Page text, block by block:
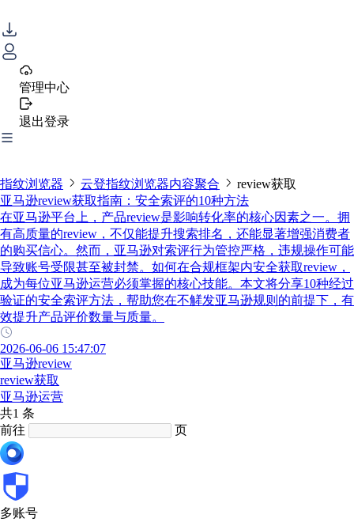
管理中心
退出登录
指纹浏览器 云登指纹浏览器内容聚合
review获取
亚马逊review获取指南：安全索评的10种方法
在亚马逊平台上，产品review是影响转化率的核心因素之一。拥
有高质量的review，不仅能提升搜索排名，还能显著增强消费者
的购买信心。然而，亚马逊对索评行为管控严格，违规操作可能
导致账号受限甚至被封禁。如何在合规框架内安全获取review，
成为每位亚马逊运营必须掌握的核心技能。本文将分享10种经过
验证的安全索评方法，帮助您在不觲发亚马逊规则的前提下，有
效提升产品评价数量与质量。
2026-06-06 15:47:07
亚马逊review
review获取
亚马逊运营
共1 条
前往
页
多账号